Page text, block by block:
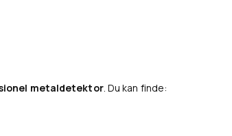
metaldetektor. Du kan finde: